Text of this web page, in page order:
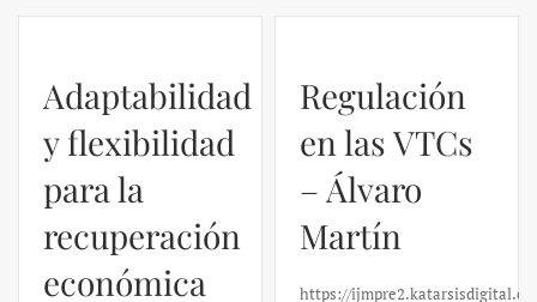
Adaptabilidad
y flexibilidad
para la
recuperación
económica
Regulación
en las VTCs
– Álvaro
Martín
https://